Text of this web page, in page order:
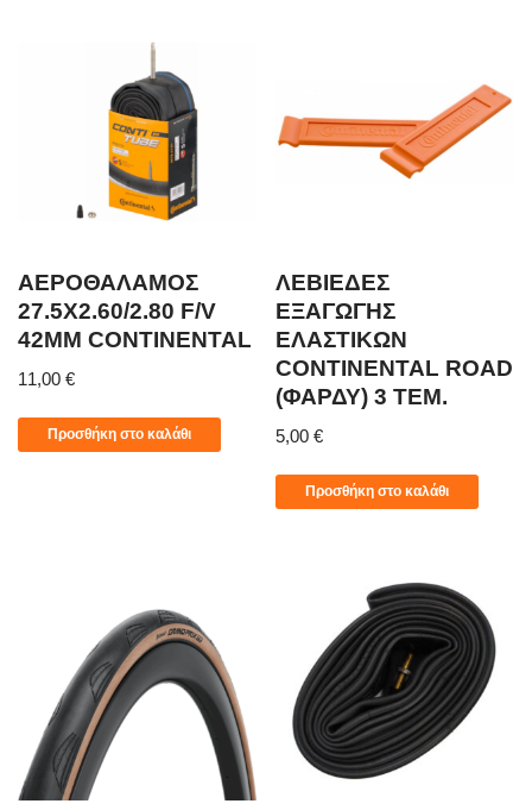
ΑΕΡΟΘΑΛΑΜΟΣ
27.5X2.60/2.80 F/V
42MM CONTINENTAL
11,00 €
Προσθήκη στο καλάθι
ΛΕΒΙΕΔΕΣ
ΕΞΑΓΩΓΗΣ
ΕΛΑΣΤΙΚΩΝ
CONTINENTAL ROAD
(ΦΑΡΔΥ) 3 ΤΕΜ.
5,00€
Προσθήκη στο καλάθι